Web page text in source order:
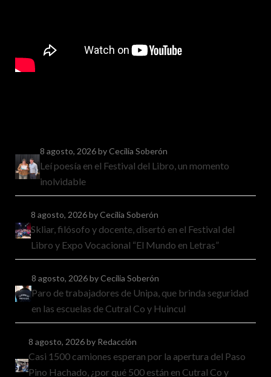
8 agosto, 2026by Cecilia Soberón
Leí poesía en el Festival del Libro, un momento
inolvidable
8 agosto, 2026by Cecilia Soberón
Skliar, filósofo y docente, disertó en el Festival del
Libro y Expo Vocacional “El Mundo en Letras”
8 agosto, 2026by Cecilia Soberón
Paro de trabajadores de Unipa, que brinda seguridad
en las escuelas de Cutral Co y Huincul
8 agosto, 2026by Redacción
Casi 1500 camiones esperan por la apertura del Paso
Pino Hachado, ¿por qué 500 están en Cutral Co y